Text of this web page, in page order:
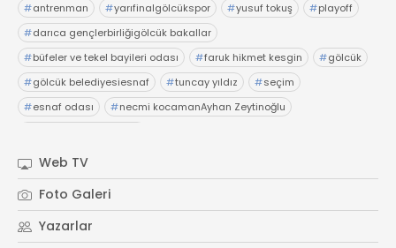
#antrenman #yarıfinalgölcükspor #yusuf tokuş #playoff
#darıca gençlerbirliğigölcük bakallar
#büfeler ve tekel bayileri odası #faruk hikmet kesgin #gölcük
#gölcük belediyesiesnaf #tuncay yıldız #seçim
#esnaf odası #necmi kocamanAyhan Zeytinoğlu
Web TV
Foto Galeri
Yazarlar